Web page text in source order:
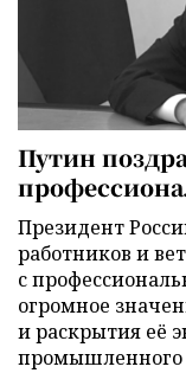
Путин
Президент
работников и
с
огромное
и раскрытия её
промышленного